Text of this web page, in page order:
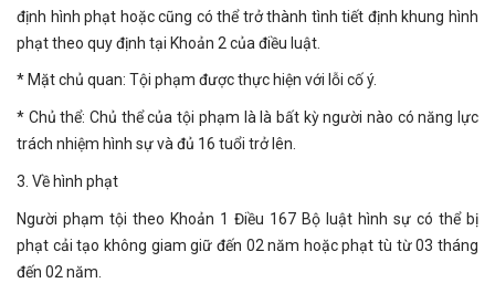
định hình phạt hoặc cũng có thể trở thành tình tiết định khung hình
phạt theo quy định tại Khoản 2 của điều luật.
* Mặt chủ quan: Tội phạm được thực hiện với lỗi cố ý.
* Chủ thể: Chủ thể của tội phạm là là bất kỳ người nào có năng lực
trách nhiệm hình sự và đủ 16 tuổi trở lên.
3. Về hình phạt
Người phạm tội theo Khoản 1 Điều 167 Bộ luật hình sự có thể bị
phạt cải tạo không giam giữ đến 02 năm hoặc phạt tù từ 03 tháng
đến 02 năm.